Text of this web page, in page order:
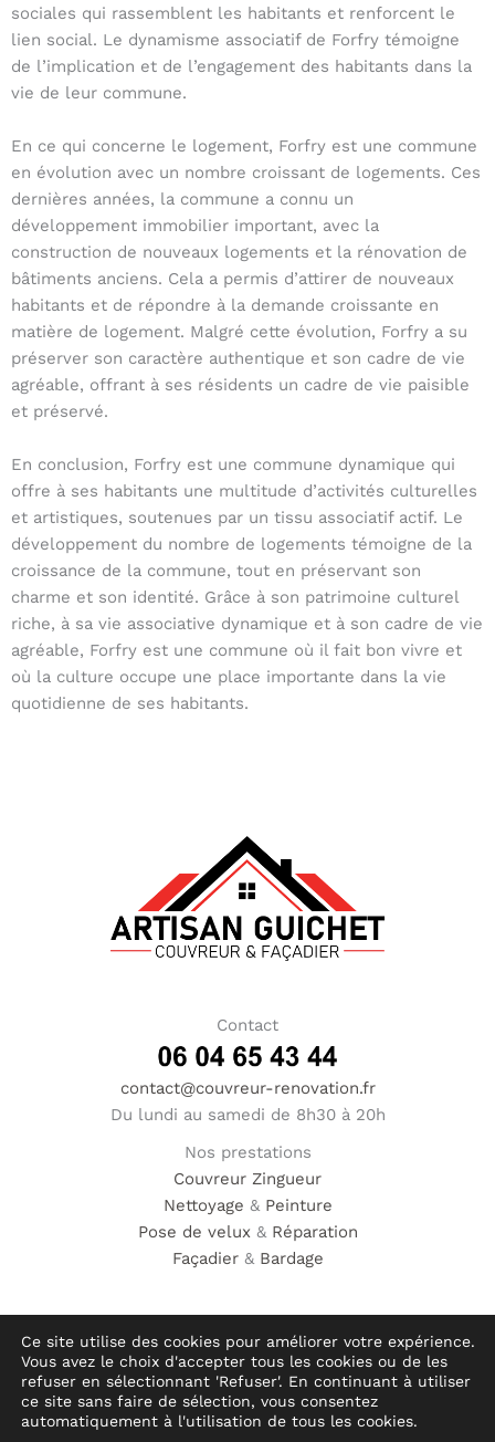
sociales qui rassemblent les habitants et renforcent le
lien social. Le dynamisme associatif de Forfry témoigne
de l’implication et de l’engagement des habitants dans la
vie de leur commune.
En ce qui concerne le logement, Forfry est une commune
en évolution avec un nombre croissant de logements. Ces
dernières années, la commune a connu un
développement immobilier important, avec la
construction de nouveaux logements et la rénovation de
bâtiments anciens. Cela a permis d’attirer de nouveaux
habitants et de répondre à la demande croissante en
matière de logement. Malgré cette évolution, Forfry a su
préserver son caractère authentique et son cadre de vie
agréable, offrant à ses résidents un cadre de vie paisible
et préservé.
En conclusion, Forfry est une commune dynamique qui
offre à ses habitants une multitude d’activités culturelles
et artistiques, soutenues par un tissu associatif actif. Le
développement du nombre de logements témoigne de la
croissance de la commune, tout en préservant son
charme et son identité. Grâce à son patrimoine culturel
riche, à sa vie associative dynamique et à son cadre de vie
agréable, Forfry est une commune où il fait bon vivre et
où la culture occupe une place importante dans la vie
quotidienne de ses habitants.
Contact
contact@couvreur-renovation.fr
Du lundi au samedi de 8h30 à 20h
Nos prestations
Couvreur Zingueur
Nettoyage & Peinture
Pose de velux& Réparation
Façadier& Bardage
© Hauméa Digital | Tous droits réservés
Ce site utilise des cookies pour améliorer votre expérience.
Vous avez le choix d'accepter tous les cookies ou de les
refuser en sélectionnant 'Refuser'. En continuant à utiliser
ce site sans faire de sélection, vous consentez
automatiquement à l'utilisation de tous les cookies.